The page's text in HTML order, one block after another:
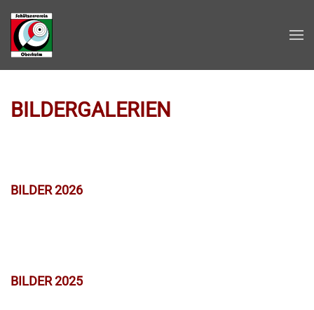
Zum Hauptinhalt springen
BILDERGALERIEN
BILDER 2026
BILDER 2025